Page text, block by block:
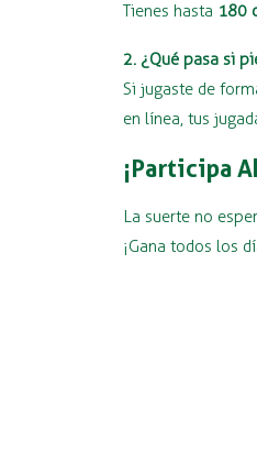
Tienes hasta 180
2. ¿Qué pasa si
Si jugaste de
en línea, tus
¡Participa
La suerte no
¡Gana todos los